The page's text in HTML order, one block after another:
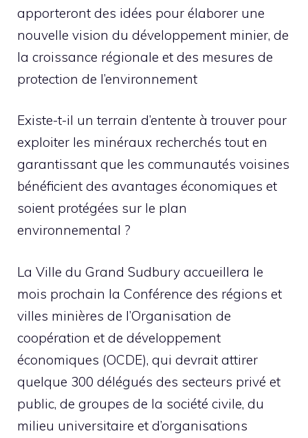
apporteront des idées pour élaborer une
nouvelle vision du développement minier, de
la croissance régionale et des mesures de
protection de l’environnement
Existe-t-il un terrain d’entente à trouver pour
exploiter les minéraux recherchés tout en
garantissant que les communautés voisines
bénéficient des avantages économiques et
soient protégées sur le plan
environnemental ?
La Ville du Grand Sudbury accueillera le
mois prochain la Conférence des régions et
villes minières de l’Organisation de
coopération et de développement
économiques (OCDE), qui devrait attirer
quelque 300 délégués des secteurs privé et
public, de groupes de la société civile, du
milieu universitaire et d’organisations